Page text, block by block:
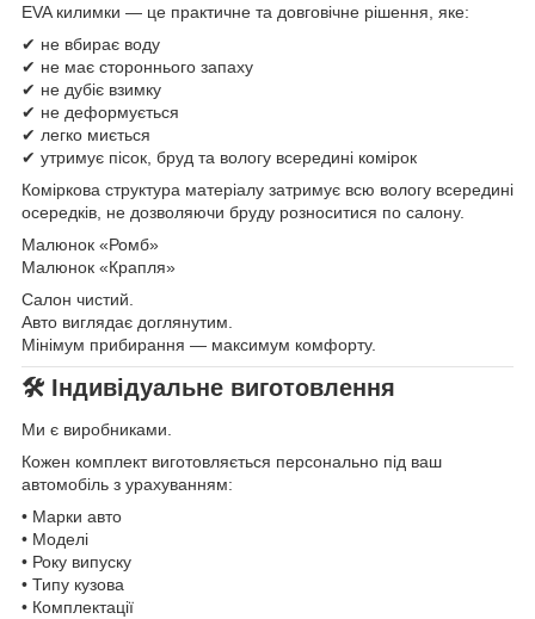
EVA килимки — це практичне та довговічне рішення, яке:
✔ не вбирає воду
✔ не має стороннього запаху
✔ не дубіє взимку
✔ не деформується
✔ легко миється
✔ утримує пісок, бруд та вологу всередині комірок
Коміркова структура матеріалу затримує всю вологу всередині
осередків, не дозволяючи бруду розноситися по салону.
Малюнок «Ромб»
Малюнок «Крапля»
Салон чистий.
Авто виглядає доглянутим.
Мінімум прибирання — максимум комфорту.
🛠 Індивідуальне виготовлення
Ми є виробниками.
Кожен комплект виготовляється персонально під ваш
автомобіль з урахуванням:
• Марки авто
• Моделі
• Року випуску
• Типу кузова
• Комплектації